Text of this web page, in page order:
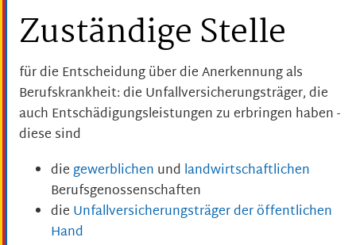
Zuständige Stelle
für die Entscheidung über die Anerkennung als
Berufskrankheit: die Unfallversicherungsträger, die
auch Entschädigungsleistungen zu erbringen haben -
diese sind
diegewerblichen und landwirtschaftlichen
Berufsgenossenschaften
die Unfallversicherungsträger der öffentlichen
Hand